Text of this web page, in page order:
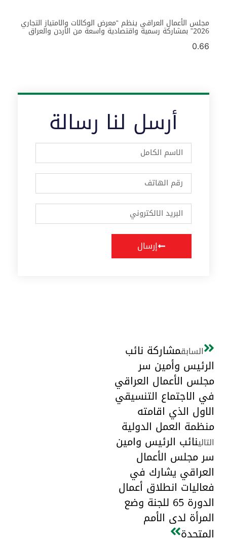
مجلس الأعمال العراقي ينظم “معرض الوكالات والامتياز التجاري
2026” بمشاركة رسمية واقتصادية واسعة من الأردن والعراق
أرسل لنا رسالة
إرسال
السابقمشاركة نائب
الرئيس وأمين سر
مجلس الأعمال العراقي
في الاجتماع التنسيقي
الاول الذي اقامته
منظمة العمل الدولية
التالينائب الرئيس وامين
سر مجلس الأعمال
العراقي يشارك في
فعاليات انطلاق أعمال
الدورة 65 للجنة وضع
المرأة لدى الأمم
المتحدة